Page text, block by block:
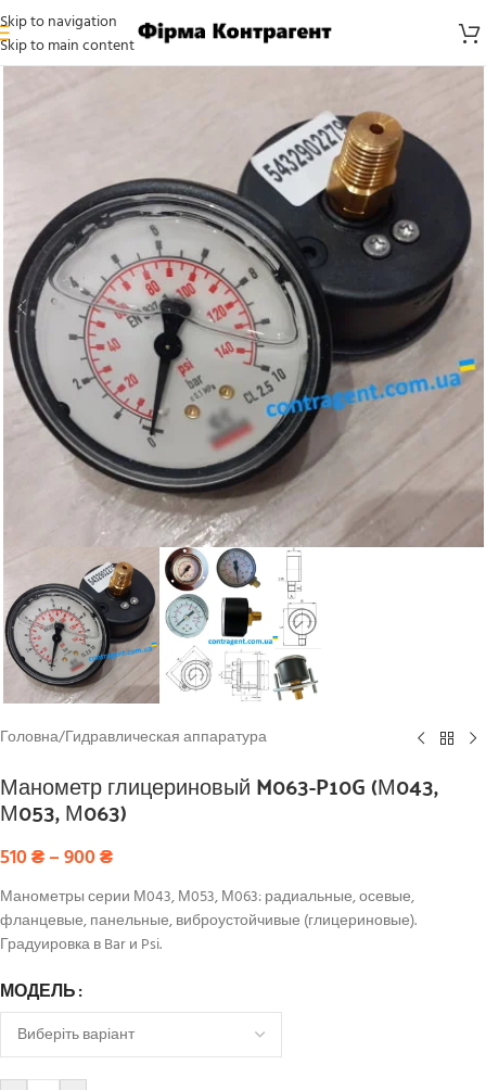
Skip to navigation
Skip to main content
Головна/Гидравлическая аппаратура
Манометр глицериновый M063-P10G (М043,
М053, М063)
510₴–900₴
Манометры серии М043, М053, М063: радиальные, осевые,
фланцевые, панельные, виброустойчивые (глицериновые).
Градуировка в Bar и Psi.
МОДЕЛЬ